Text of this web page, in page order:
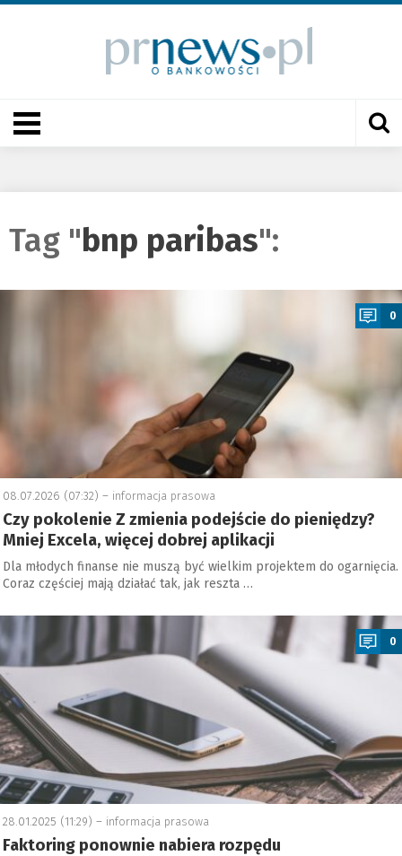
Tag "bnp paribas":
0
08.07.2026 (07:32) – informacja prasowa
Czy pokolenie Z zmienia podejście do pieniędzy?
Mniej Excela, więcej dobrej aplikacji
Dla młodych finanse nie muszą być wielkim projektem do ogarnięcia.
Coraz częściej mają działać tak, jak reszta …
0
28.01.2025 (11:29) – informacja prasowa
Faktoring ponownie nabiera rozpędu